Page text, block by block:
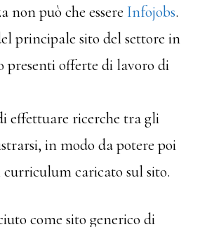
non può che essere Infojobs.
principale sito del settore in
presenti offerte di lavoro di
effettuare ricerche tra gli
in modo da potere poi
caricato sul sito.
come sito generico di